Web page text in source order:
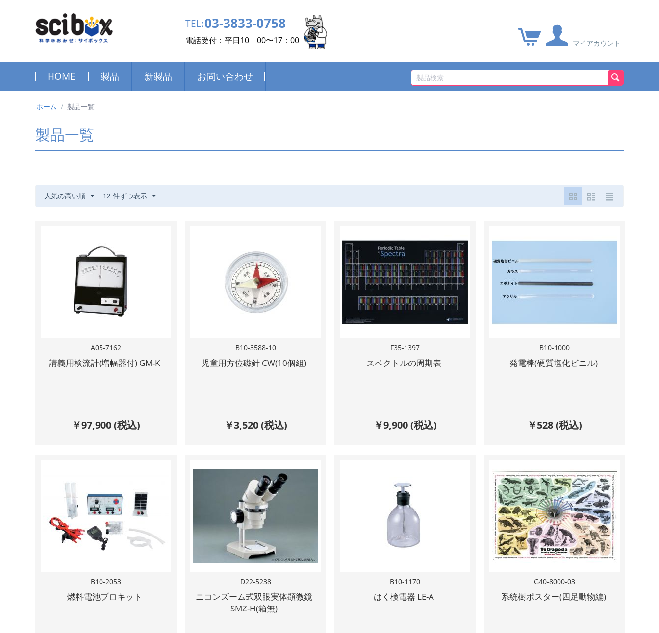
TEL:03-3833-0758
電話受付：平日10：00〜17：00 マイアカウント
HOME 製品 新製品 お問い合わせ
ホーム / 製品一覧
製品一覧
人気の高い順 12 件ずつ表示
A05-7162
講義用検流計(増幅器付) GM-K
￥97,900(税込)
B10-3588-10
児童用方位磁針 CW(10個組)
￥3,520(税込)
F35-1397
スペクトルの周期表
￥9,900(税込)
B10-1000
発電棒(硬質塩化ビニル)
￥528(税込)
B10-2053
燃料電池プロキット
D22-5238
ニコンズーム式双眼実体顕微鏡
SMZ-H(箱無)
B10-1170
はく検電器 LE-A
G40-8000-03
系統樹ポスター(四足動物編)